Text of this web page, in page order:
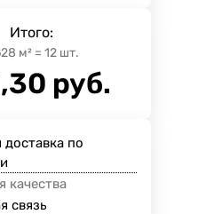
Итого:
м² =12 шт.
руб.
доставка по
качества
связь